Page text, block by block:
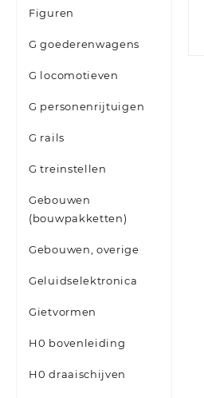
Figuren
G goederenwagens
G locomotieven
G personenrijtuigen
G rails
G treinstellen
Gebouwen
(bouwpakketten)
Gebouwen, overige
Geluidselektronica
Gietvormen
H0 bovenleiding
H0 draaischijven